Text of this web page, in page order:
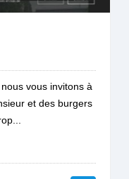
vous invitons à
et des burgers